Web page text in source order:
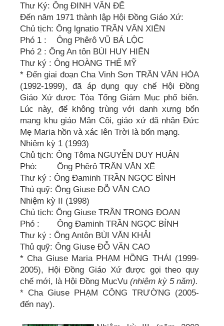
Thư Ký: Ông ĐINH VĂN ĐỂ
Đến năm 1971 thành lập Hội Đồng Giáo Xứ:
Chủ tịch: Ông lgnatio TRẦN VĂN XIÊN
Phó 1 : Ông Phêrô VŨ BÁ LỘC
Phó 2 : Ông An tôn BÙI HUY HIẾN
Thư ký : Ông HOÀNG THẾ MỸ
* Đến giai đoạn Cha Vinh Sơn TRẦN VĂN HÒA
(1992-1999), đã áp dụng quy chế Hội Đồng
Giáo Xứ được Tòa Tổng Giám Mục phổ biến.
Lúc này, để không trùng với danh xưng bổn
mạng khu giáo Mân Côi, giáo xứ đã nhận Đức
Mẹ Maria hồn và xác lên Trời là bổn mạng.
Nhiệm kỳ 1 (1993)
Chủ tịch: Ông Tôma NGUYỄN DUY HUÂN
Phó: Ông Phêrô TRẦN VĂN XẾ
Thư ký : Ông Đaminh TRẦN NGỌC BÌNH
Thủ quỹ: Ông Giuse ĐỖ VĂN CAO
Nhiệm kỳ II (1998)
Chủ tịch: Ông Giuse TRẦN TRỌNG ĐOAN
Phó : Ông Đaminh TRẦN NGỌC BỈNH
Thư ký : Ông Antôn BÙI VĂN KHẢI
Thủ quỹ: Ông Giuse ĐỖ VĂN CAO
* Cha Giuse Maria PHẠM HỒNG THÁI (1999-
2005), Hội Đồng Giáo Xứ được gọi theo quy
chế mới, là Hội Đồng MụcVụ (nhiệm kỳ 5 năm).
* Cha Giuse PHẠM CÔNG TRƯỜNG (2005-
đến nay).